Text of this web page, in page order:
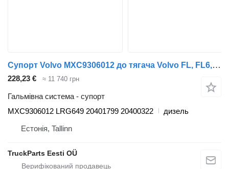
Супорт Volvo MXC9306012 до тягача Volvo FL, FL6, FL7, FL10, FL12, FS718 (1985-2005)
228,23 € ≈ 11 740 грн
Гальмівна система - супорт
MXC9306012 LRG649 20401799 20400322
дизель
Естонія, Tallinn
TruckParts Eesti OÜ